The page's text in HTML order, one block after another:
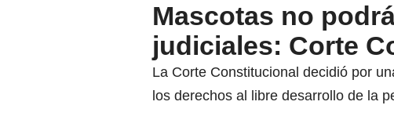
Mascotas no
judiciales: Corte
La Corte Constitucional decidió por
los derechos al libre desarrollo de la